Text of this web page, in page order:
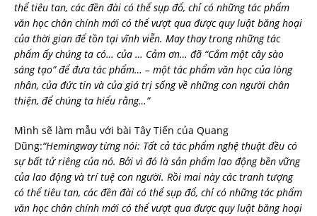
thể tiêu tan, các đền đài có thể sụp đổ, chỉ có những tác phẩm
văn học chân chính mới có thể vượt qua được quy luật băng hoại
của thời gian để tồn tại vĩnh viễn. May thay trong những tác
phẩm ấy chúng ta có… của … Cảm ơn… đã “Cắm một cây sào
sáng tạo” để đưa tác phẩm… – một tác phẩm văn học của lòng
nhân, của đức tin và của giá trị sống về những con người chân
thiện, để chúng ta hiểu rằng…”
Mình sẽ làm mẫu với bài Tây Tiến của Quang
Dũng:“Hemingway từng nói: Tất cả tác phẩm nghệ thuật đều có
sự bất tử riêng của nó. Bởi vì đó là sản phẩm lao động bền vững
của lao động và trí tuệ con người. Rồi mai này các tranh tượng
có thể tiêu tan, các đền đài có thể sụp đổ, chỉ có những tác phẩm
văn học chân chính mới có thể vượt qua được quy luật băng hoại